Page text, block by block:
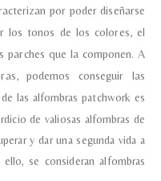
por poder diseñarse
los tonos de los colores, el
parches que la componen. A
podemos conseguir las
las alfombras patchwork es
de valiosas alfombras de
y dar una segunda vida a
se consideran alfombras